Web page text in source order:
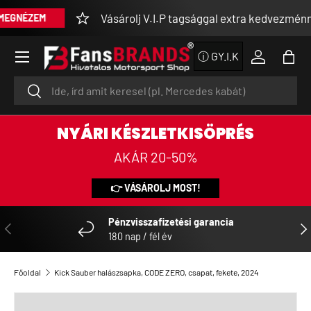
UGRÁS A TARTALOMRAVásárolj V.I.P tagsággal extra kedvezménnyel
Keresés
Keresés
ⓘ GY.I.K
Menü
NYÁRI KÉSZLETKISÖPRÉS
AKÁR 20-50%
👉 VÁSÁROLJ MOST!
ELŐZŐ
Pénzvisszafizetési garancia
180 nap / fél év
Főoldal Kick Sauber halászsapka, CODE ZERO, csapat, fekete, 2024